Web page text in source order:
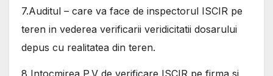
7.Auditul – care va face de inspectorul ISCIR pe
teren in vederea verificarii veridicitatii dosarului
depus cu realitatea din teren.
8 Intocmirea P.V de verificare ISCIR pe firma si